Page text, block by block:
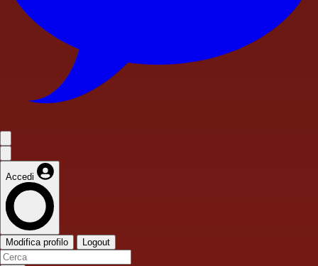
Accedi
Modifica profilo Logout